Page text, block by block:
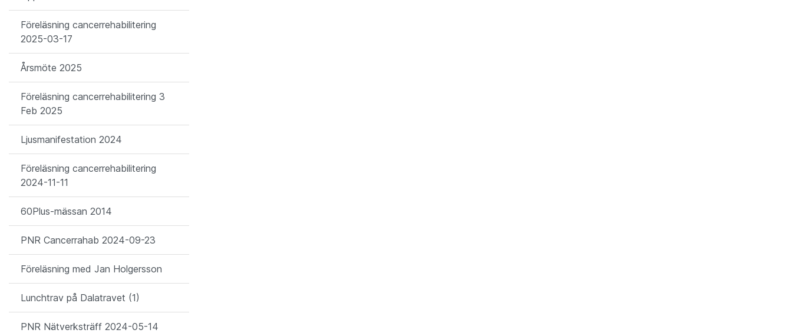
Föreläsning cancerrehabilitering
2025-03-17
Årsmöte 2025
Föreläsning cancerrehabilitering 3
Feb 2025
Ljusmanifestation 2024
Föreläsning cancerrehabilitering
2024-11-11
60Plus-mässan 2014
PNR Cancerrahab 2024-09-23
Föreläsning med Jan Holgersson
Lunchtrav på Dalatravet (1)
PNR Nätverksträff 2024-05-14